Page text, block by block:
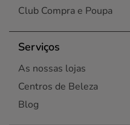
Club Compra e Poupa
Serviços
As nossas lojas
Centros de Beleza
Blog